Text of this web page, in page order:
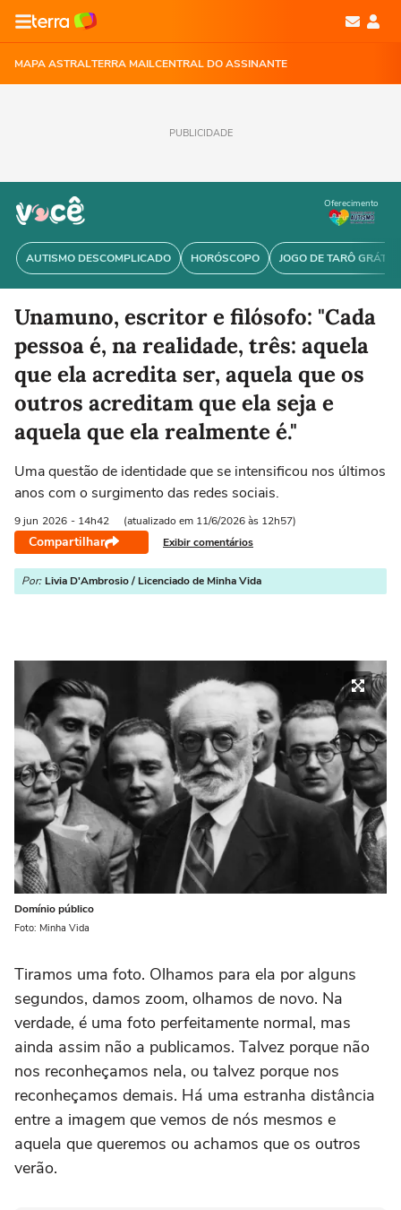
MAPA ASTRALTERRA MAILCENTRAL DO ASSINANTE
PUBLICIDADE
AUTISMO DESCOMPLICADO HORÓSCOPO JOGO DE TARÔ GRÁTIS
Oferecimento
Unamuno, escritor e filósofo: "Cada
pessoa é, na realidade, três: aquela
que ela acredita ser, aquela que os
outros acreditam que ela seja e
aquela que ela realmente é."
Uma questão de identidade que se intensificou nos últimos
anos com o surgimento das redes sociais.
9 jun 2026 - 14h42 (atualizado em 11/6/2026 às 12h57)
Compartilhar Exibir comentários
Por: Livia D'Ambrosio / Licenciado de Minha Vida
Domínio público
Foto: Minha Vida
Tiramos uma foto. Olhamos para ela por alguns
segundos, damos zoom, olhamos de novo. Na
verdade, é uma foto perfeitamente normal, mas
ainda assim não a publicamos. Talvez porque não
nos reconheçamos nela, ou talvez porque nos
reconheçamos demais. Há uma estranha distância
entre a imagem que vemos de nós mesmos e
aquela que queremos ou achamos que os outros
verão.